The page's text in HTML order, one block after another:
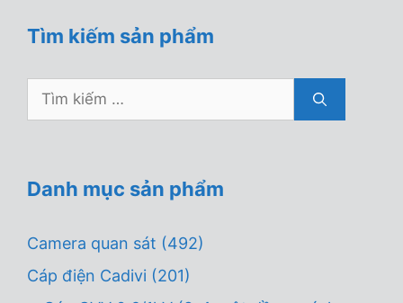
Tìm kiếm sản phẩm
Tìm
Danh mục sản phẩm
Camera quan sát (492)
Cáp điện Cadivi (201)